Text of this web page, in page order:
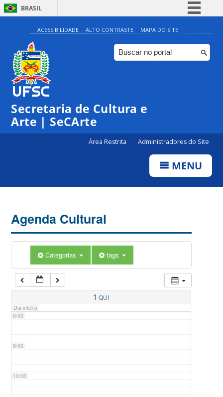
BRASIL
Simplifique!
Comunica BR
Participe
ACESSIBILIDADE ALTO CONTRASTE MAPA DO SITE
Secretaria de Cultura e
Arte | SeCArte
Área Restrita Administradores do Site
MENU
Agenda Cultural
Categorias tags
1 QUI
Dia inteiro
0:00
1:00
5:00
7:00
8:00
9:00
10:00